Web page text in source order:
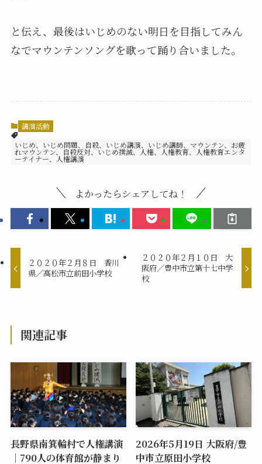
と伝え、最後はいじめのない明日を目指してみん
なでマウンテンソングを歌って踊り合いました。
講演活動
いじめ、いじめ問題、自殺、いじめ講演、いじめ講師、マウンテン、お疲
れマウンテン、自殺反対、いじめ撲滅、人権、人権教育、人権教育エンタ
ーテイナー、人権講演
よかったらシェアしてね！
２０２０年２月８日 香川
県／高松市立前田小学校
２０２０年２月１０日 大
阪府／豊中市立第十七中学
校
関連記事
長野県南箕輪村で人権講演
｜790人の体育館が静まり
2026年5月19日 大阪府/豊
中市立原田小学校